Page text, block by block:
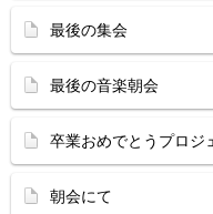
最後の集会
最後の音楽朝会
卒業おめでとうプロジ
朝会にて